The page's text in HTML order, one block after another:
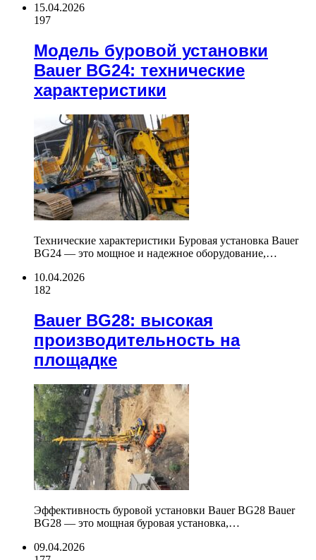
15.04.2026
197
Модель буровой установки
Bauer BG24: технические
характеристики
Технические характеристики Буровая установка Bauer
BG24 — это мощное и надежное оборудование,…
10.04.2026
182
Bauer BG28: высокая
производительность на
площадке
Эффективность буровой установки Bauer BG28 Bauer
BG28 — это мощная буровая установка,…
09.04.2026